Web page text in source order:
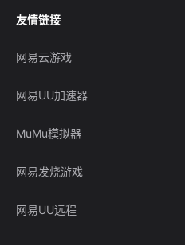
友情链接
网易云游戏
网易UU加速器
MuMu模拟器
网易发烧游戏
网易UU远程